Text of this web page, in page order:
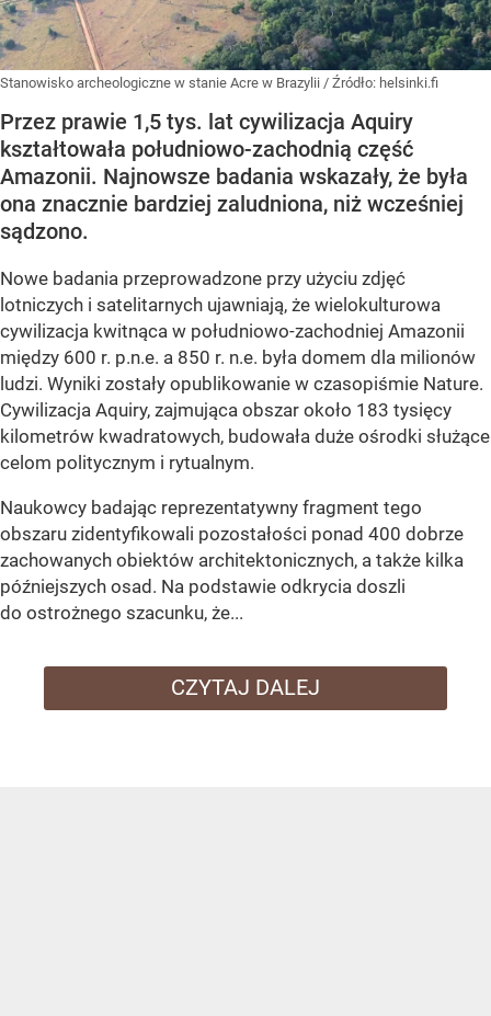
Stanowisko archeologiczne w stanie Acre w Brazylii / Źródło: helsinki.fi
Przez prawie 1,5 tys. lat cywilizacja Aquiry
kształtowała południowo-zachodnią część
Amazonii. Najnowsze badania wskazały, że była
ona znacznie bardziej zaludniona, niż wcześniej
sądzono.
Nowe badania przeprowadzone przy użyciu zdjęć
lotniczych i satelitarnych ujawniają, że wielokulturowa
cywilizacja kwitnąca w południowo-zachodniej Amazonii
między 600 r. p.n.e. a 850 r. n.e. była domem dla milionów
ludzi. Wyniki zostały opublikowanie w czasopiśmie Nature.
Cywilizacja Aquiry, zajmująca obszar około 183 tysięcy
kilometrów kwadratowych, budowała duże ośrodki służące
celom politycznym i rytualnym.
Naukowcy badając reprezentatywny fragment tego
obszaru zidentyfikowali pozostałości ponad 400 dobrze
zachowanych obiektów architektonicznych, a także kilka
późniejszych osad. Na podstawie odkrycia doszli
do ostrożnego szacunku, że...
CZYTAJ DALEJ